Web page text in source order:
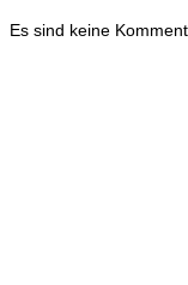
Es sind keine